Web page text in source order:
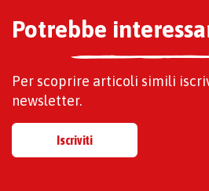
Potrebbe
Per scoprire articoli simili
newsletter.
Iscriviti